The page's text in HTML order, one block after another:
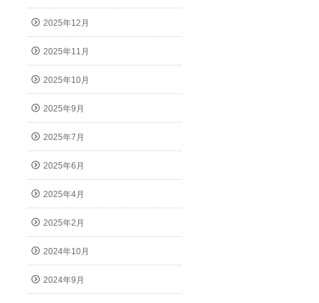
2025年12月
2025年11月
2025年10月
2025年9月
2025年7月
2025年6月
2025年4月
2025年2月
2024年10月
2024年9月